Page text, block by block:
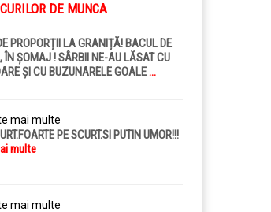
DE MUNCA
PROPORȚII LA GRANIȚĂ! BACUL DE
ÎN ȘOMAJ ! SÂRBII NE-AU LĂSAT CU
ȘI CU BUZUNARELE GOALE...
mai multe
PE SCURT.SI PUTIN UMOR!!!
multe
mai multe